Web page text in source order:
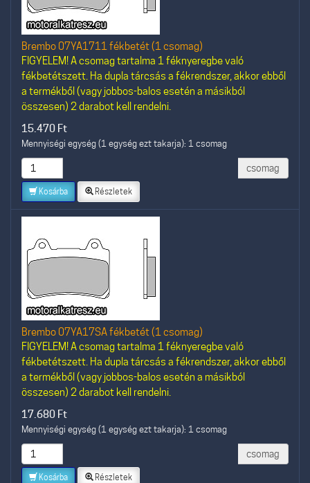
Brembo 07YA1711 fékbetét (1 csomag)
FIGYELEM! A csomag tartalma 1 féknyeregbe való
fékbetétszett. Ha dupla tárcsás a fékrendszer, akkor ebből
a termékből (vagy jobbos-balos esetén a másikból
összesen) 2 darabot kell rendelni.
15.470 Ft
Mennyiségi egység (1 egység ezt takarja): 1 csomag
csomag
Kosárba Részletek
Brembo 07YA17SA fékbetét (1 csomag)
FIGYELEM! A csomag tartalma 1 féknyeregbe való
fékbetétszett. Ha dupla tárcsás a fékrendszer, akkor ebből
a termékből (vagy jobbos-balos esetén a másikból
összesen) 2 darabot kell rendelni.
17.680 Ft
Mennyiségi egység (1 egység ezt takarja): 1 csomag
csomag
Kosárba Részletek